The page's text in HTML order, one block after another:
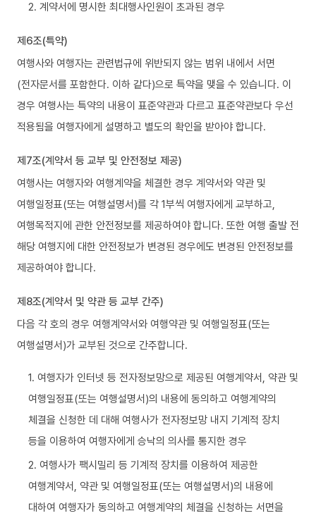
2. 계약서에 명시한 최대행사인원이 초과된 경우
제6조(특약)
여행사와 여행자는 관련법규에 위반되지 않는 범위 내에서 서면
(전자문서를 포함한다. 이하 같다)으로 특약을 맺을 수 있습니다. 이
경우 여행사는 특약의 내용이 표준약관과 다르고 표준약관보다 우선
적용됨을 여행자에게 설명하고 별도의 확인을 받아야 합니다.
제7조(계약서 등 교부 및 안전정보 제공)
여행사는 여행자와 여행계약을 체결한 경우 계약서와 약관 및
여행일정표(또는 여행설명서)를 각 1부씩 여행자에게 교부하고,
여행목적지에 관한 안전정보를 제공하여야 합니다. 또한 여행 출발 전
해당 여행지에 대한 안전정보가 변경된 경우에도 변경된 안전정보를
제공하여야 합니다.
제8조(계약서 및 약관 등 교부 간주)
다음 각 호의 경우 여행계약서와 여행약관 및 여행일정표(또는
여행설명서)가 교부된 것으로 간주합니다.
1. 여행자가 인터넷 등 전자정보망으로 제공된 여행계약서, 약관 및
여행일정표(또는 여행설명서)의 내용에 동의하고 여행계약의
체결을 신청한 데 대해 여행사가 전자정보망 내지 기계적 장치
등을 이용하여 여행자에게 승낙의 의사를 통지한 경우
2. 여행사가 팩시밀리 등 기계적 장치를 이용하여 제공한
여행계약서, 약관 및 여행일정표(또는 여행설명서)의 내용에
대하여 여행자가 동의하고 여행계약의 체결을 신청하는 서면을